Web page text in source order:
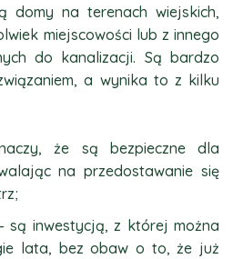
domy na terenach wiejskich,
miejscowości lub z innego
do kanalizacji. Są bardzo
a wynika to z kilku
że są bezpieczne dla
na przedostawanie się
są inwestycją, z której można
lata, bez obaw o to, że już